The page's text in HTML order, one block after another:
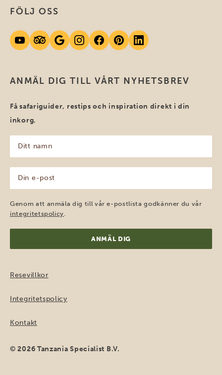
ANMÄL DIG TILL VÅRT NYHETSBREV
Få safariguider, restips och inspiration direkt i din
inkorg.
namn
(Obligatoriskt)
post
(Obligatoriskt)
Genom att anmäla dig till vår e-postlista godkänner du vår
integritetspolicy
FÖLJ OSS
Resevillkor
Integritetspolicy
Kontakt
© 2026 Tanzania Specialist B.V.